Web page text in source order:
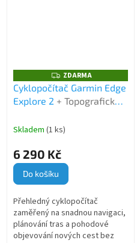
Z
D
A
R
ZDARMA
Cyklopočítač Garmin Edge
Explore 2 + Topografické
V5 Pro
Skladem (1 ks)
6 290 Kč
Do košíku
Přehledný cyklopočítač
zaměřený na snadnou navigaci,
plánování tras a pohodové
objevování nových cest bez